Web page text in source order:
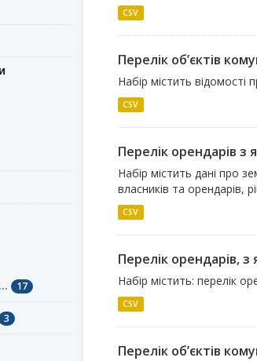
17
3
CSV
Перелік об’єктів
Набір містить відомості
CSV
Перелік орендарів з
Набір містить дані про
власників та орендарів,
CSV
Перелік орендарів,
Набір містить: перелік
CSV
Перелік об’єктів